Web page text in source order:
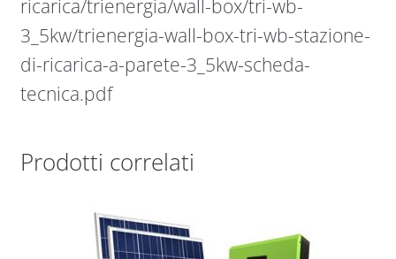
ricarica/trienergia/wall-box/tri-wb-
3_5kw/trienergia-wall-box-tri-wb-stazione-
di-ricarica-a-parete-3_5kw-scheda-
tecnica.pdf
Prodotti correlati